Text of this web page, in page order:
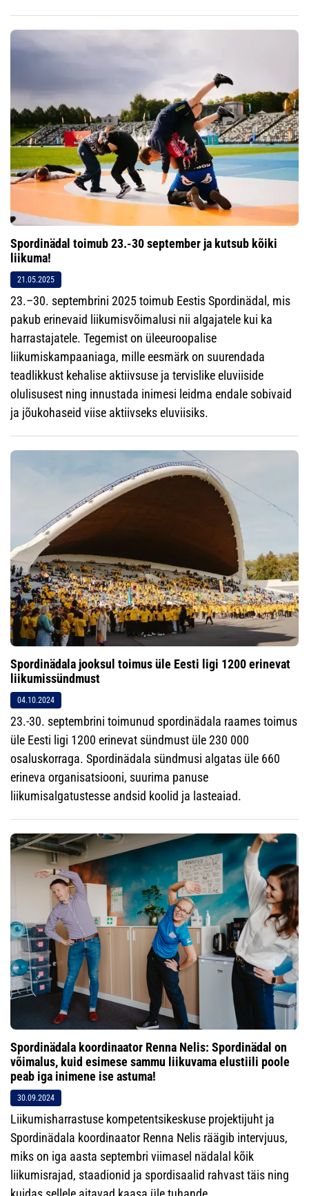
Spordinädal toimub 23.-30 september ja kutsub kõiki
liikuma!
21.05.2025
23.–30. septembrini 2025 toimub Eestis Spordinädal, mis
pakub erinevaid liikumisvõimalusi nii algajatele kui ka
harrastajatele. Tegemist on üleeuroopalise
liikumiskampaaniaga, mille eesmärk on suurendada
teadlikkust kehalise aktiivsuse ja tervislike eluviiside
olulisusest ning innustada inimesi leidma endale sobivaid
ja jõukohaseid viise aktiivseks eluviisiks.
Spordinädala jooksul toimus üle Eesti ligi 1200 erinevat
liikumissündmust
04.10.2024
23.-30. septembrini toimunud spordinädala raames toimus
üle Eesti ligi 1200 erinevat sündmust üle 230 000
osaluskorraga. Spordinädala sündmusi algatas üle 660
erineva organisatsiooni, suurima panuse
liikumisalgatustesse andsid koolid ja lasteaiad.
Spordinädala koordinaator Renna Nelis: Spordinädal on
võimalus, kuid esimese sammu liikuvama elustiili poole
peab iga inimene ise astuma!
30.09.2024
Liikumisharrastuse kompetentsikeskuse projektijuht ja
Spordinädala koordinaator Renna Nelis räägib intervjuus,
miks on iga aasta septembri viimasel nädalal kõik
liikumisrajad, staadionid ja spordisaalid rahvast täis ning